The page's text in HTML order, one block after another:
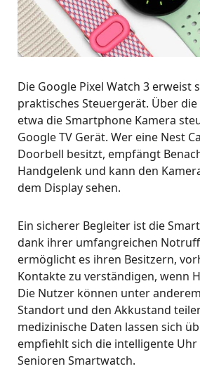
Die Google Pixel Watch 3 erweist
praktisches Steuergerät. Über
etwa die Smartphone Kamera
Google TV Gerät. Wer eine Nest
Doorbell besitzt, empfängt
Handgelenk und kann den
dem Display sehen.
Ein sicherer Begleiter ist die
dank ihrer umfangreichen
ermöglicht es ihren Besitzern,
Kontakte zu verständigen, wenn
Die Nutzer können unter
Standort und den Akkustand
medizinische Daten lassen sich
empfiehlt sich die intelligente
Senioren Smartwatch.